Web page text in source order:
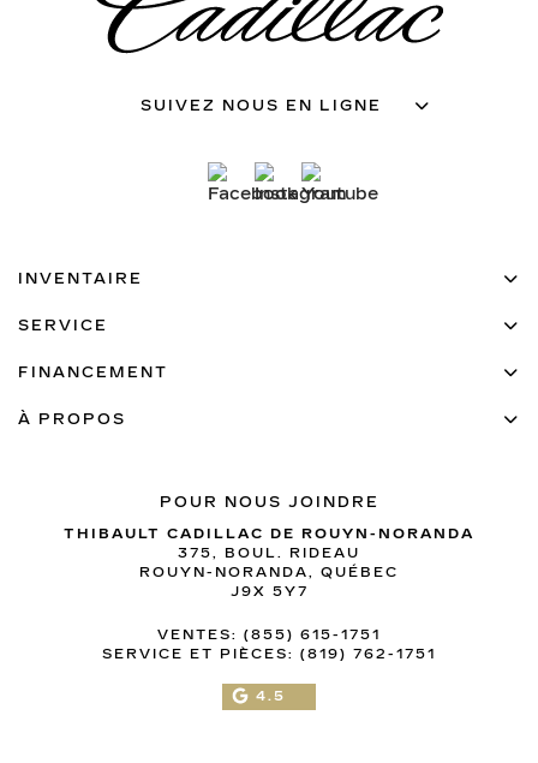
SUIVEZ NOUS EN LIGNE
POUR NOUS JOINDRE
THIBAULT CADILLAC DE ROUYN-NORANDA
375, BOUL. RIDEAU
ROUYN-NORANDA, QUÉBEC
J9X 5Y7
VENTES: (855) 615-1751
SERVICE ET PIÈCES: (819) 762-1751
4.5
INVENTAIRE
SERVICE
FINANCEMENT
À PROPOS